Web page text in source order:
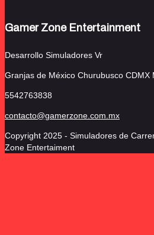
Gamer Zone Entertainment
Desarrollo Simuladores Vr
Granjas de México Churubusco CDMX
5542763838
contacto@gamerzone.com.mx
Copyright 2025 - Simuladores de
Zone Entertaiment